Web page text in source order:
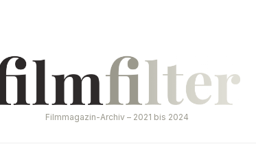
Filmmagazin-Archiv – 2021 bis 2024